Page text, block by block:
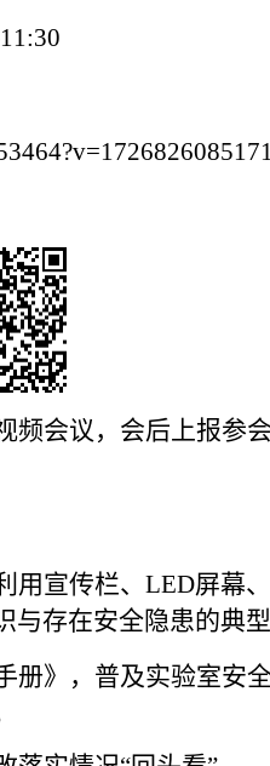
频会议 ， 会后上报参
宣传栏、 LED屏幕
存在安全隐患的典型
册》，普及实验室安